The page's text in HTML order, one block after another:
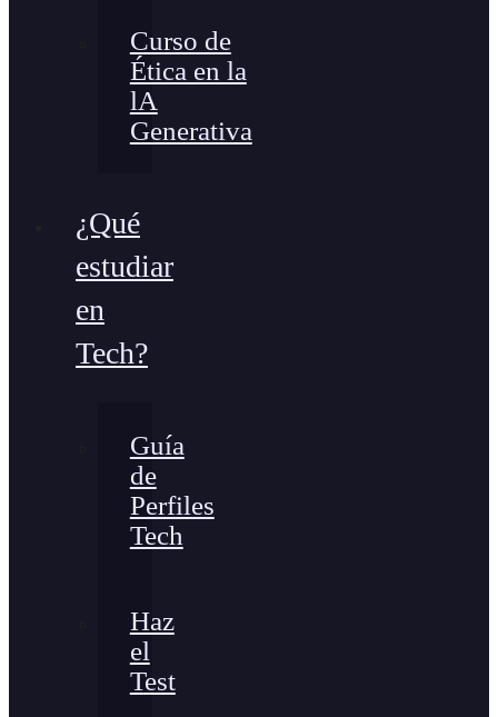
Curso de
Ética en la
lA
Generativa
¿Qué
estudiar
en
Tech?
Guía
de
Perfiles
Tech
Haz
el
Test